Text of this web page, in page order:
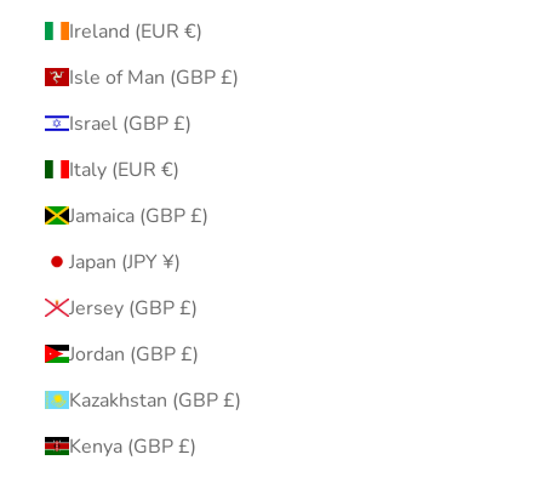
Ireland (EUR €)
Isle of Man (GBP £)
Israel (GBP £)
Italy (EUR €)
Jamaica (GBP £)
Japan (JPY ¥)
Jersey (GBP £)
Jordan (GBP £)
Kazakhstan (GBP £)
Kenya (GBP £)